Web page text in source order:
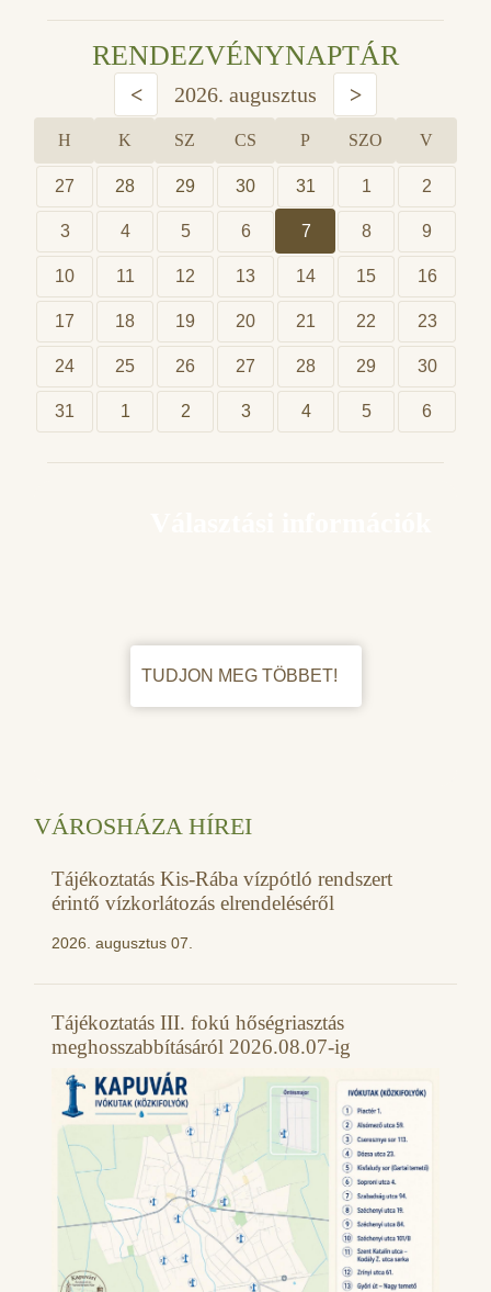
RENDEZVÉNYNAPTÁR
< 2026. augusztus >
H K SZ CS P SZO V
27 28 29 30 31 1 2
3 4 5 6 7 8 9
10 11 12 13 14 15 16
17 18 19 20 21 22 23
24 25 26 27 28 29 30
31 1 2 3 4 5 6
TUDJON MEG TÖBBET!
VÁROSHÁZA HÍREI
Tájékoztatás Kis-Rába vízpótló rendszert
érintő vízkorlátozás elrendeléséről
2026. augusztus 07.
Tájékoztatás III. fokú hőségriasztás
meghosszabbításáról 2026.08.07-ig